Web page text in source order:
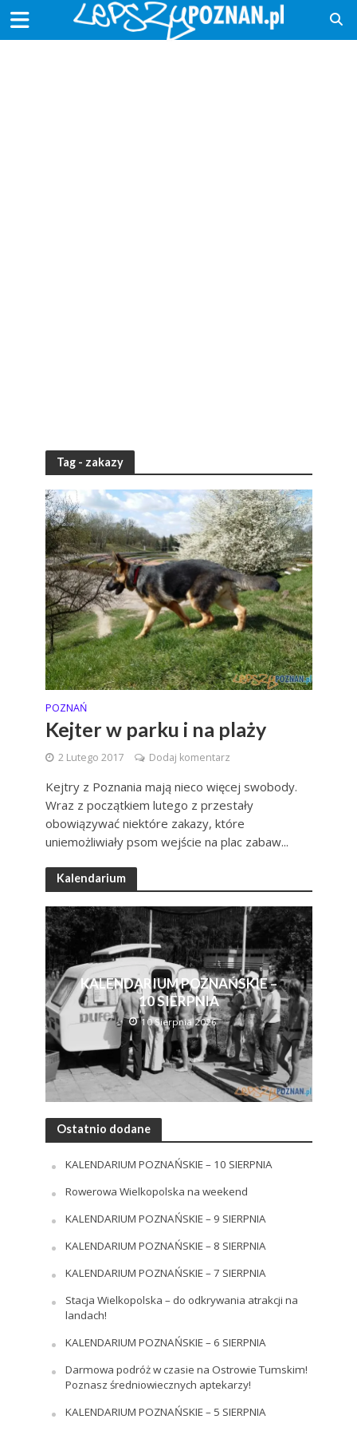
Tag - zakazy
POZNAŃ
Kejter w parku i na plaży
2 Lutego 2017 Dodaj komentarz
Kejtry z Poznania mają nieco więcej swobody.
Wraz z początkiem lutego z przestały
obowiązywać niektóre zakazy, które
uniemożliwiały psom wejście na plac zabaw...
Kalendarium
KALENDARIUM POZNAŃSKIE –
10 SIERPNIA
10 Sierpnia 2026
Ostatnio dodane
KALENDARIUM POZNAŃSKIE – 10 SIERPNIA
Rowerowa Wielkopolska na weekend
KALENDARIUM POZNAŃSKIE – 9 SIERPNIA
KALENDARIUM POZNAŃSKIE – 8 SIERPNIA
KALENDARIUM POZNAŃSKIE – 7 SIERPNIA
Stacja Wielkopolska – do odkrywania atrakcji na
landach!
KALENDARIUM POZNAŃSKIE – 6 SIERPNIA
Darmowa podróż w czasie na Ostrowie Tumskim!
Poznasz średniowiecznych aptekarzy!
KALENDARIUM POZNAŃSKIE – 5 SIERPNIA